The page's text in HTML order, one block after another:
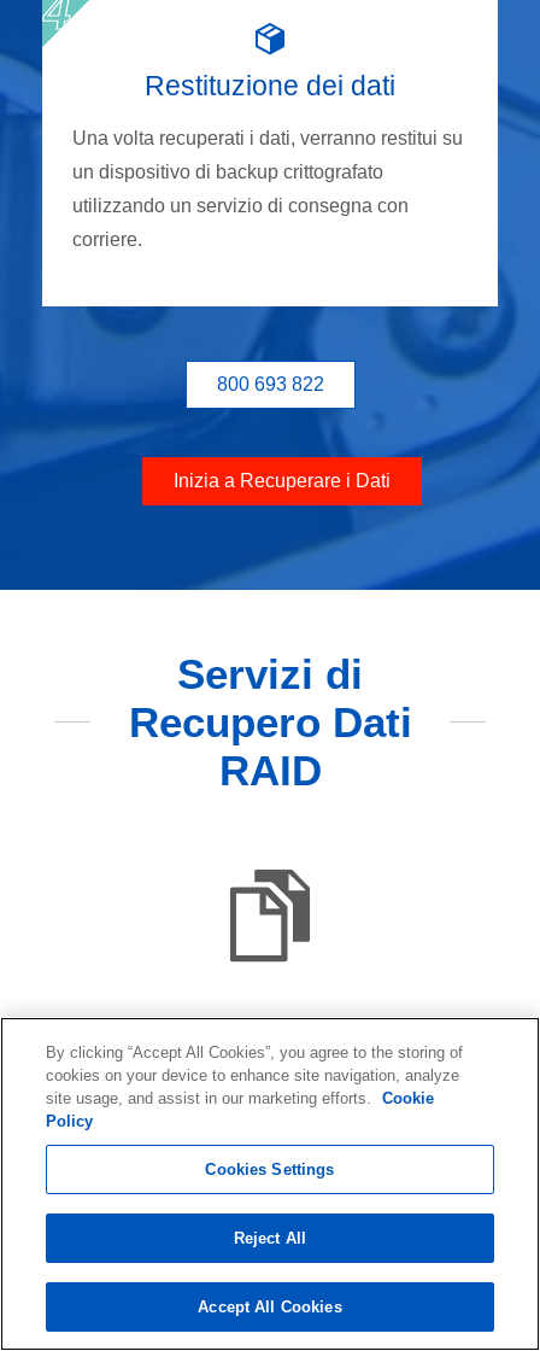
Restituzione dei dati
Una volta recuperati i dati, verranno restitui su
un dispositivo di backup crittografato
utilizzando un servizio di consegna con
corriere.
800 693 822
Inizia a Recuperare i Dati
Servizi di
Recupero Dati
RAID
Quando l’hardware non funziona
correttamente oppure il RAID è guasto,
l’intervento di recupero dati richiede
necessariamente di essere svolto presso la
nostra camera bianca professionale. Un
ambiente sicuro e dotato di tutti i tool
necessari, all’interno del quale intervenire sui
dischi del RAID.
By clicking “Accept All Cookies”, you agree to the storing of
cookies on your device to enhance site navigation, analyze
site usage, and assist in our marketing efforts.
Cookie
Policy
Cookies Settings
Reject All
Accept All Cookies